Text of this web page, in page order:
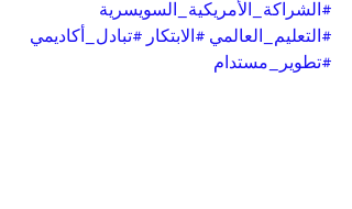
#الشراكة_الأمريكية_السويسرية
#التعليم_العالمي #الابتكار #تبادل_أكاديمي
#تطوير_مستدام